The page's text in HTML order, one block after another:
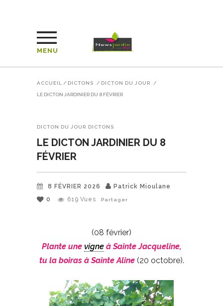
MENU
ACCUEIL / DICTONS / DICTON DU JOUR /
LE DICTON JARDINIER DU 8 FÉVRIER
DICTON DU JOUR DICTONS
LE DICTON JARDINIER DU 8
FÉVRIER
8 FÉVRIER 2026
Patrick Mioulane
0
619 Vues Partager
(08 février)
Plante une vigneà Sainte Jacqueline,
tu la boiras à Sainte Aline (20 octobre).